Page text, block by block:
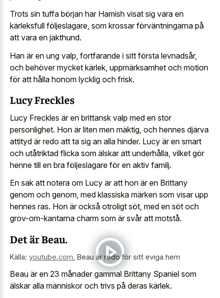
Trots sin tuffa början har Hamish visat sig vara en
kärleksfull följeslagare, som krossar förväntningarna på
att vara en jakthund.
Han är en ung valp, fortfarande i sitt första levnadsår,
och behöver mycket kärlek, uppmärksamhet och motion
för att hålla honom lycklig och frisk.
Lucy Freckles
Lucy Freckles är en brittansk valp med en stor
personlighet. Hon är liten men mäktig, och hennes djärva
attityd är redo att ta sig an alla hinder. Lucy är en smart
och utåtriktad flicka som älskar att underhålla, vilket gör
henne till en bra följeslagare för en aktiv familj.
En sak att notera om Lucy är att hon är en Brittany
genom och genom, med klassiska märken som visar upp
hennes ras. Hon är också otroligt söt, med en söt och
grov-om-kantarna charm som är svår att motstå.
Det är Beau.
Källa: youtube.com Beau är redo för sitt eviga hem
Beau är en 23 månader gammal Brittany Spaniel som
älskar alla människor och trivs på deras kärlek.